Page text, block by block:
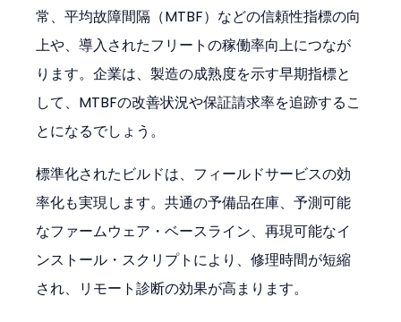
常、平均故障間隔（MTBF）などの信頼性指標の向
上や、導入されたフリートの稼働率向上につなが
ります。企業は、製造の成熟度を示す早期指標と
して、MTBFの改善状況や保証請求率を追跡するこ
とになるでしょう。
標準化されたビルドは、フィールドサービスの効
率化も実現します。共通の予備品在庫、予測可能
なファームウェア・ベースライン、再現可能なイ
ンストール・スクリプトにより、修理時間が短縮
され、リモート診断の効果が高まります。